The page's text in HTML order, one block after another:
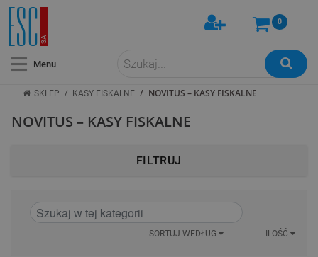
Menu
0
SKLEP / KASY FISKALNE / NOVITUS – KASY FISKALNE
FILTRUJ
NOVITUS – KASY FISKALNE
SORTUJ WEDŁUG ILOŚĆ